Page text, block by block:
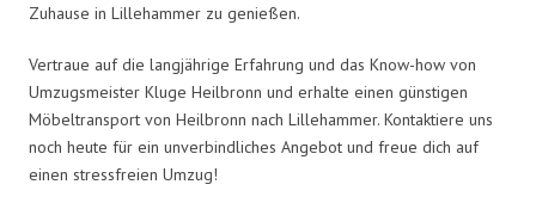
Zuhause in Lillehammer zu genießen.
Vertraue auf die langjährige Erfahrung und das Know-how von
Umzugsmeister Kluge Heilbronn und erhalte einen günstigen
Möbeltransport von Heilbronn nach Lillehammer. Kontaktiere uns
noch heute für ein unverbindliches Angebot und freue dich auf
einen stressfreien Umzug!